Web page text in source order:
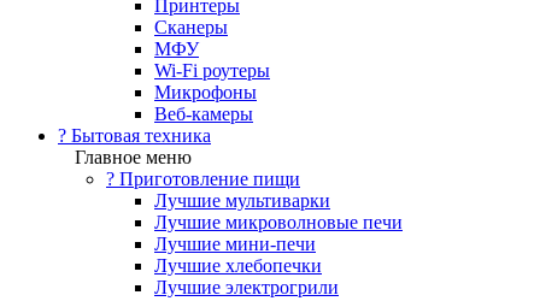
Принтеры
Сканеры
МФУ
Wi-Fi роутеры
Микрофоны
Веб-камеры
? Бытовая техника
Главное меню
? Приготовление пищи
Лучшие мультиварки
Лучшие микроволновые печи
Лучшие мини-печи
Лучшие хлебопечки
Лучшие электрогрили